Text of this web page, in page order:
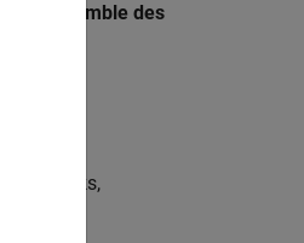
l’ensemble des